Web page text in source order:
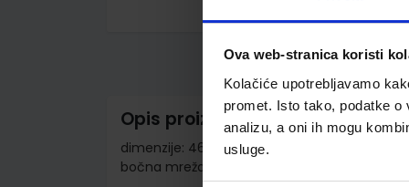
Ova web-stranica koristi
Kolačiće upotrebljavamo
promet. Isto tako, podatke
analizu, a oni ih mogu
usluge.
gallery
Opis proizvoda
dimenzije: 46x30x22 cm; anatomski
bočna mrežasta džepa; vodonepropusni